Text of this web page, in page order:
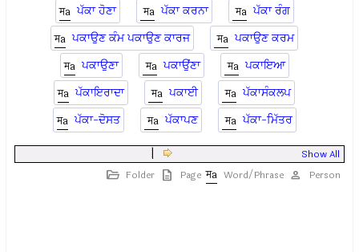
ਪੱਕਾ ਹੋਣਾ
ਪੱਕਾ ਕਰਨਾ
ਪੱਕਾ ਰੰਗ
ਪਕਾਉਣ ਕੰਮ ਪਕਾਉਣ ਕਾਰਜ
ਪਕਾਉਣ ਕਰਮ
ਪਕਾਉਣਾ
ਪਕਾਉਂਣਾ
ਪਕਾਇਆ
ਪੱਕਾਇਰਾਦਾ
ਪਕਾਈ
ਪੱਕਾਸੰਕਲਪ
ਪੱਕਾ-ਦੋਸਤ
ਪੱਕਾਪਣ
ਪੱਕਾ-ਮਿੱਤਰ
Show All
Folder
Page Word/Phrase Person